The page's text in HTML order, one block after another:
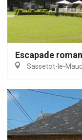
Escapade
Sassetot-le-